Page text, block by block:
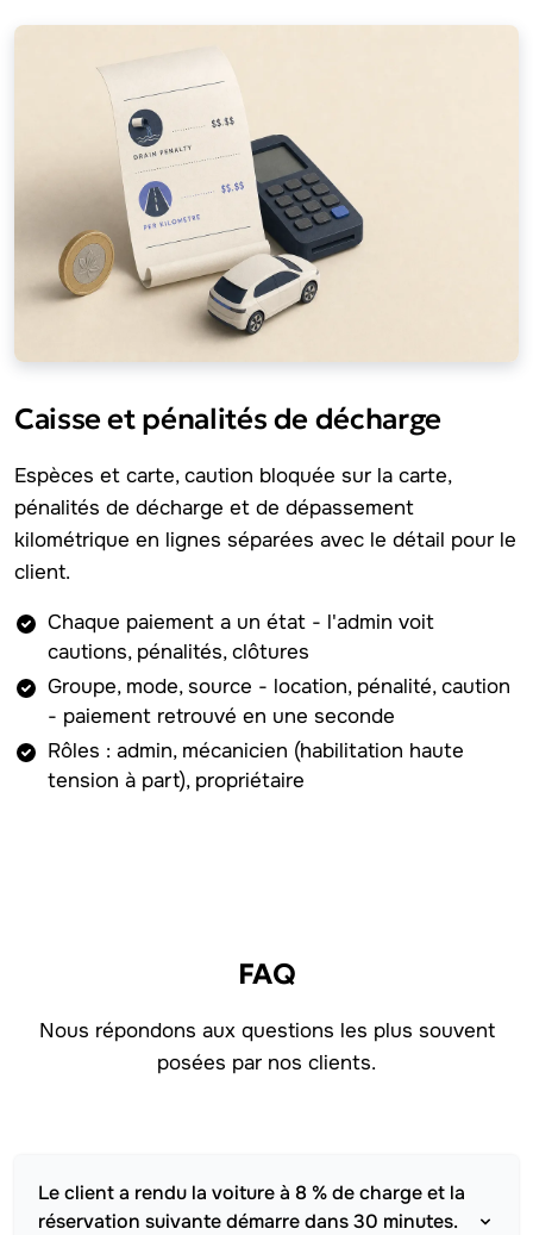
Caisse et pénalités de décharge
Espèces et carte, caution bloquée sur la carte,
pénalités de décharge et de dépassement
kilométrique en lignes séparées avec le détail pour le
client.
Chaque paiement a un état - l'admin voit
cautions, pénalités, clôtures
Groupe, mode, source - location, pénalité, caution
- paiement retrouvé en une seconde
Rôles : admin, mécanicien (habilitation haute
tension à part), propriétaire
FAQ
Nous répondons aux questions les plus souvent
posées par nos clients.
Le client a rendu la voiture à 8 % de charge et la
réservation suivante démarre dans 30 minutes.